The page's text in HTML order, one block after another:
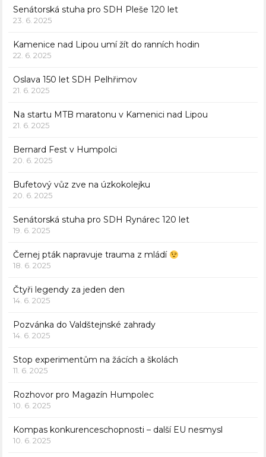
Senátorská stuha pro SDH Pleše 120 let
23. 6. 2025
Kamenice nad Lipou umí žít do ranních hodin
22. 6. 2025
Oslava 150 let SDH Pelhřimov
21. 6. 2025
Na startu MTB maratonu v Kamenici nad Lipou
21. 6. 2025
Bernard Fest v Humpolci
20. 6. 2025
Bufetový vůz zve na úzkokolejku
20. 6. 2025
Senátorská stuha pro SDH Rynárec 120 let
19. 6. 2025
Černej pták napravuje trauma z mládí
18. 6. 2025
Čtyři legendy za jeden den
14. 6. 2025
Pozvánka do Valdštejnské zahrady
14. 6. 2025
Stop experimentům na žácích a školách
11. 6. 2025
Rozhovor pro Magazín Humpolec
10. 6. 2025
Kompas konkurenceschopnosti – další EU nesmysl
10. 6. 2025